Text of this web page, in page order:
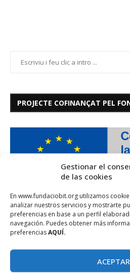
Gestionar el
de las cookies
En www.fundaciobit.org utilizamos
analizar nuestros servicios y mostrarte
preferencias en base a un perfil
navegación. Puedes obtener más
preferenciasAQUÍ.
ACEPTAR
PROJECTE COFINANÇAT PEL